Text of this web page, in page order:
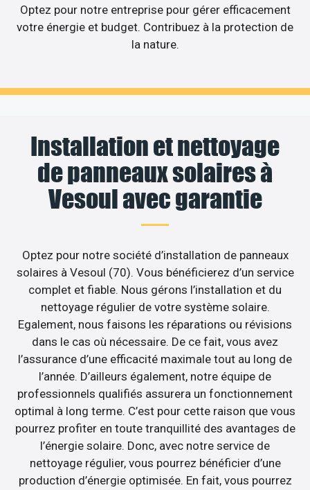
Optez pour notre entreprise pour gérer efficacement
votre énergie et budget. Contribuez à la protection de
la nature.
Installation et nettoyage
de panneaux solaires à
Vesoul avec garantie
Optez pour notre société d’installation de panneaux
solaires à Vesoul (70). Vous bénéficierez d’un service
complet et fiable. Nous gérons l’installation et du
nettoyage régulier de votre système solaire.
Egalement, nous faisons les réparations ou révisions
dans le cas où nécessaire. De ce fait, vous avez
l’assurance d’une efficacité maximale tout au long de
l’année. D’ailleurs également, notre équipe de
professionnels qualifiés assurera un fonctionnement
optimal à long terme. C’est pour cette raison que vous
pourrez profiter en toute tranquillité des avantages de
l’énergie solaire. Donc, avec notre service de
nettoyage régulier, vous pourrez bénéficier d’une
production d’énergie optimisée. En fait, vous pourrez